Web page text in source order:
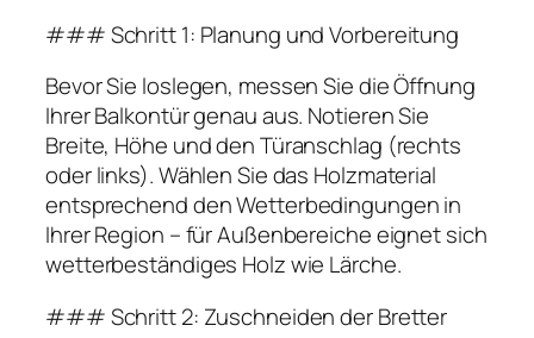
### Schritt 1: Planung und Vorbereitung
Bevor Sie loslegen, messen Sie die Öffnung
Ihrer Balkontür genau aus. Notieren Sie
Breite, Höhe und den Türanschlag (rechts
oder links). Wählen Sie das Holzmaterial
entsprechend den Wetterbedingungen in
Ihrer Region – für Außenbereiche eignet sich
wetterbeständiges Holz wie Lärche.
### Schritt 2: Zuschneiden der Bretter